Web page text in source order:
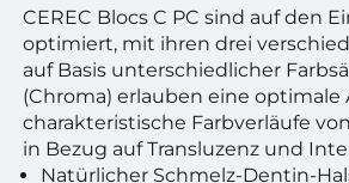
CEREC Blocs C PC sind auf den
optimiert, mit ihren drei
auf Basis unterschiedlicher
(Chroma) erlauben eine optimale
charakteristische Farbverläufe
in Bezug auf Transluzenz und
Natürlicher Schmelz-Dentin-